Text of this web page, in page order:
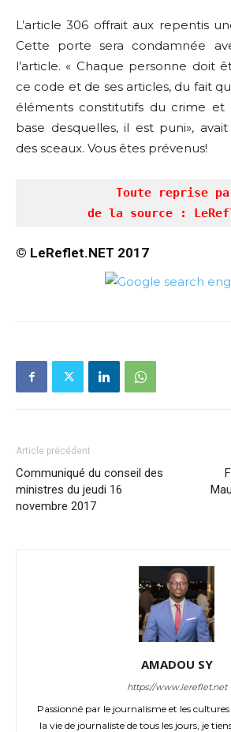
L’article 306 offrait aux repentis
Cette porte sera condamnée
l’article. « Chaque personne doit
ce code et de ses articles, du fait
éléments constitutifs du crime et
base desquelles, il est puni»,
des sceaux. Vous êtes prévenus!
Toute reprise
© LeReflet.NET 2017
Article précédent
Communiqué du conseil des
ministres du jeudi 16
novembre 2017
AMADOU SY
https://www.lereflet.net
Passionné par le journalisme et les
la vie de journaliste de tous les jours, je